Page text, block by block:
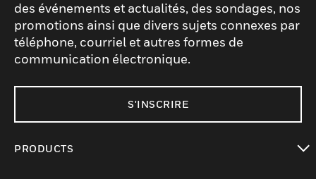
des événements et actualités, des sondages, nos
promotions ainsi que divers sujets connexes par
téléphone, courriel et autres formes de
communication électronique.
S'INSCRIRE
PRODUCTS